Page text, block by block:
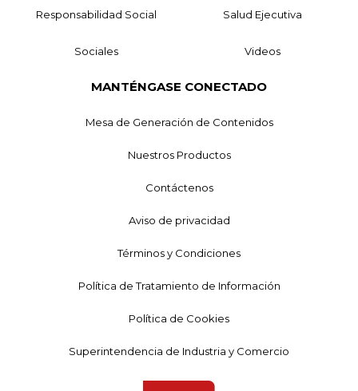
Responsabilidad Social Salud Ejecutiva
Sociales Videos
MANTÉNGASE CONECTADO
Mesa de Generación de Contenidos
Nuestros Productos
Contáctenos
Aviso de privacidad
Términos y Condiciones
Política de Tratamiento de Información
Política de Cookies
Superintendencia de Industria y Comercio